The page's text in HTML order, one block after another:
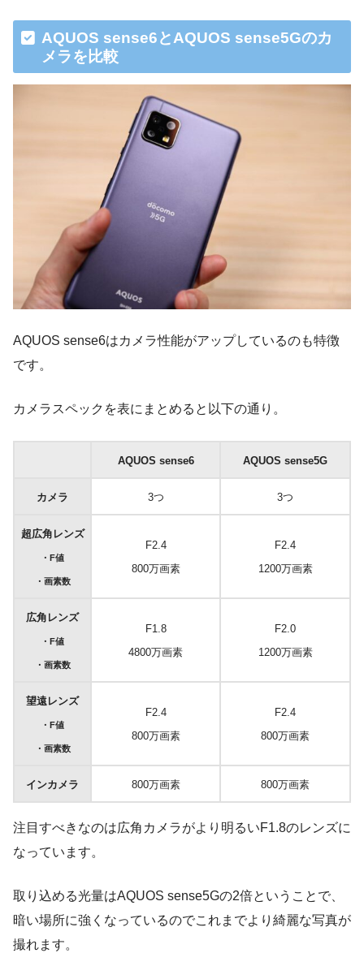
AQUOS sense6とAQUOS sense5Gのカ
メラを比較
AQUOS sense6はカメラ性能がアップしているのも特徴
です。
カメラスペックを表にまとめると以下の通り。
AQUOS sense6 AQUOS sense5G
カメラ 3つ 3つ
超広角レンズ
・F値
・画素数
F2.4
800万画素
F2.4
1200万画素
広角レンズ
・F値
・画素数
F1.8
4800万画素
F2.0
1200万画素
望遠レンズ
・F値
・画素数
F2.4
800万画素
F2.4
800万画素
インカメラ 800万画素 800万画素
注目すべきなのは広角カメラがより明るいF1.8のレンズに
なっています。
取り込める光量はAQUOS sense5Gの2倍ということで、
暗い場所に強くなっているのでこれまでより綺麗な写真が
撮れます。